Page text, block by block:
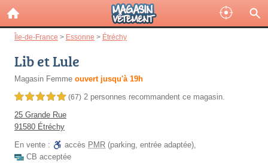
Île-de-France > Essonne > Étréchy
Lib et Lule
Magasin Femme ouvert jusqu'à 19h
5,0 étoiles sur 5 (67) 2 personnes recommandent ce magasin.
25 Grande Rue
91580 Étréchy
En vente :
accès PMR (parking, entrée adaptée),
CB acceptée